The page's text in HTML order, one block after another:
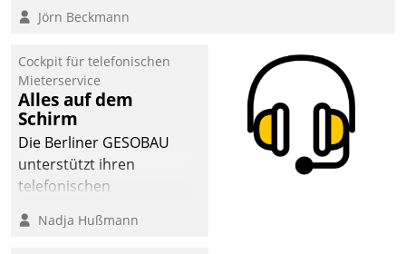
Jörn Beckmann
Cockpit für telefonischen
Mieterservice
Alles auf dem
Schirm
Die Berliner GESOBAU
unterstützt ihren
telefonischen
digitalen Cockpit, das
Nadja Hußmann